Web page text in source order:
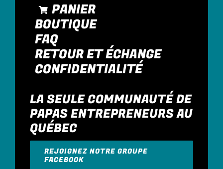
PANIER
BOUTIQUE
FAQ
RETOUR ET ÉCHANGE
CONFIDENTIALITÉ
LA SEULE COMMUNAUTÉ DE
PAPAS ENTREPRENEURS AU
QUÉBEC
REJOIGNEZ NOTRE GROUPE
FACEBOOK